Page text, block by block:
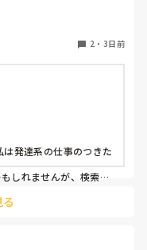
って、、
2 ・ 3日前
発達系の仕事のつきた
しれませんが、検索し